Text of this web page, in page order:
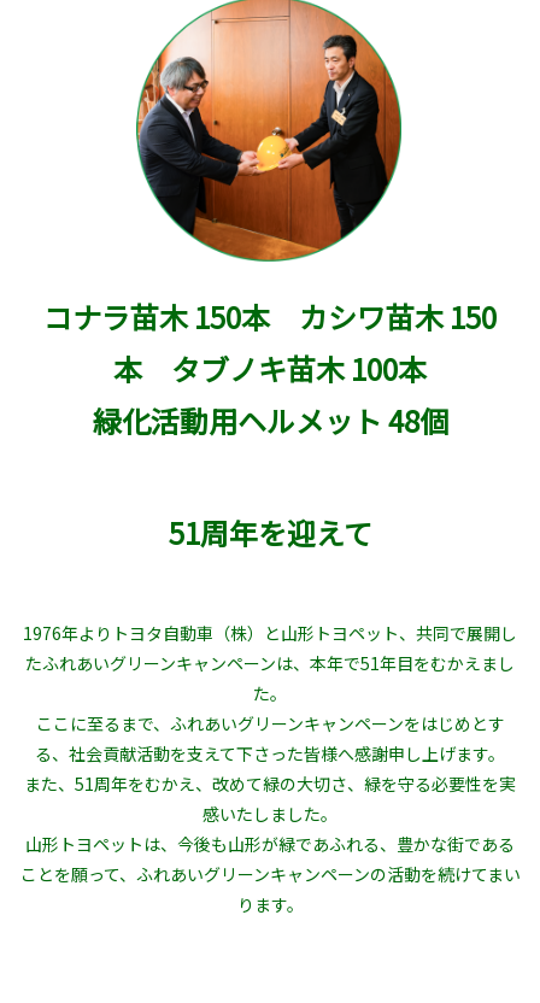
コナラ苗木 150本 カシワ苗木 150
本 タブノキ苗木 100本
緑化活動用ヘルメット 48個
51周年を迎えて
1976年よりトヨタ自動車（株）と山形トヨペット、共同で展開し
たふれあいグリーンキャンペーンは、本年で51年目をむかえまし
た。
ここに至るまで、ふれあいグリーンキャンペーンをはじめとす
る、社会貢献活動を支えて下さった皆様へ感謝申し上げます。
また、51周年をむかえ、改めて緑の大切さ、緑を守る必要性を実
感いたしました。
山形トヨペットは、今後も山形が緑であふれる、豊かな街である
ことを願って、ふれあいグリーンキャンペーンの活動を続けてまい
ります。